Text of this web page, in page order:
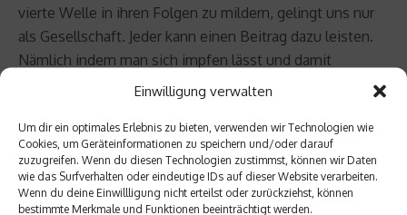
Einwilligung verwalten
Um dir ein optimales Erlebnis zu bieten, verwenden wir Technologien wie
Cookies, um Geräteinformationen zu speichern und/oder darauf
zuzugreifen. Wenn du diesen Technologien zustimmst, können wir Daten
wie das Surfverhalten oder eindeutige IDs auf dieser Website verarbeiten.
Wenn du deine Einwillligung nicht erteilst oder zurückziehst, können
bestimmte Merkmale und Funktionen beeinträchtigt werden.
vierte Welle in ihren Folgen zu mildern, gelingt uns nur
als Gesellschaft. Jeder kann einen Beitrag dazu leisten.
Nämlich indem man sich impfen lässt und damit
Verantwortung gegenüber seiner Mannschaft trägt,
Gemeinschaft und der Gesellschaft.”
Quelle: DFB – Direktion Öffentlichkeit und Fans